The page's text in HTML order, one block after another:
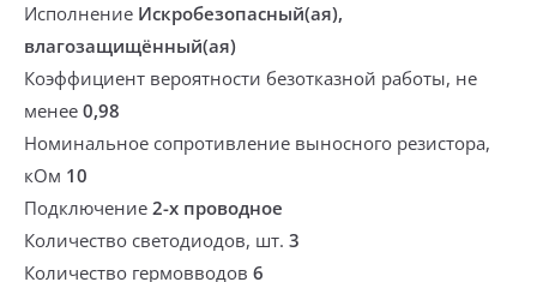
Исполнение Искробезопасный(ая),
влагозащищённый(ая)
Коэффициент вероятности безотказной работы, не
менее 0,98
Номинальное сопротивление выносного резистора,
кОм 10
Подключение 2-х проводное
Количество светодиодов, шт. 3
Количество гермовводов 6